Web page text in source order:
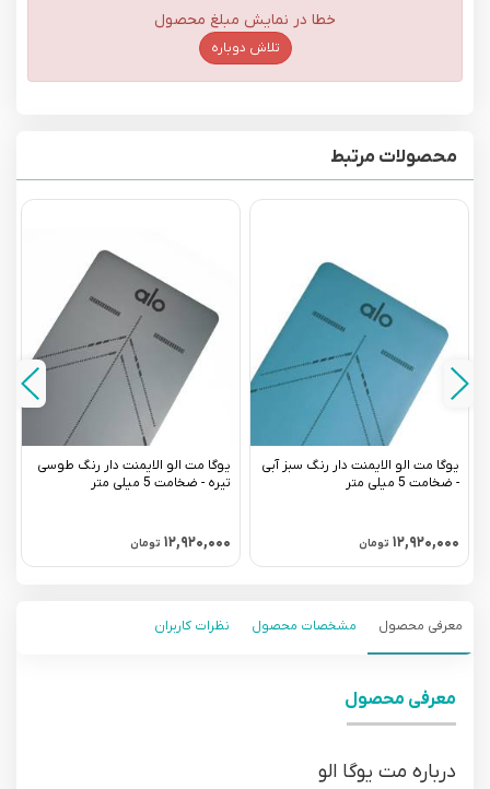
خطا در نمایش مبلغ محصول
تلاش دوباره
محصولات مرتبط
یوگا مت الو الایمنت دار رنگ سبز آبی
- ضخامت 5 میلی متر
۱۲,۹۲۰,۰۰۰ تومان
یوگا مت الو الایمنت دار رنگ طوسی
تیره - ضخامت 5 میلی متر
۱۲,۹۲۰,۰۰۰ تومان
معرفی محصول مشخصات محصول نظرات کاربران
معرفی محصول
درباره مت یوگا الو